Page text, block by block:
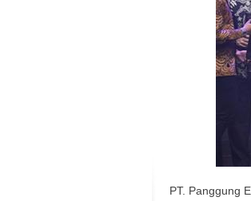
PT. Panggung